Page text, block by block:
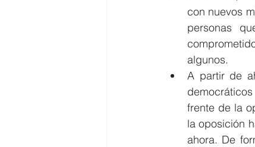
con nuevos
personas
algunos.
A partir de
frente de la
la oposición
ahora. De